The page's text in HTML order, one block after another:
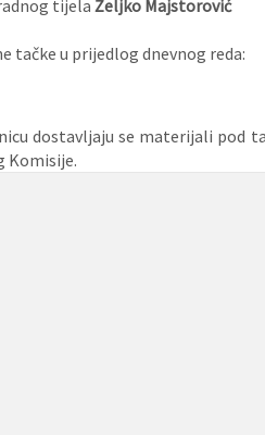
tijelaŽeljko Majstorović
tačke u prijedlog dnevnog reda:
dostavljaju se materijali pod
Komisije.